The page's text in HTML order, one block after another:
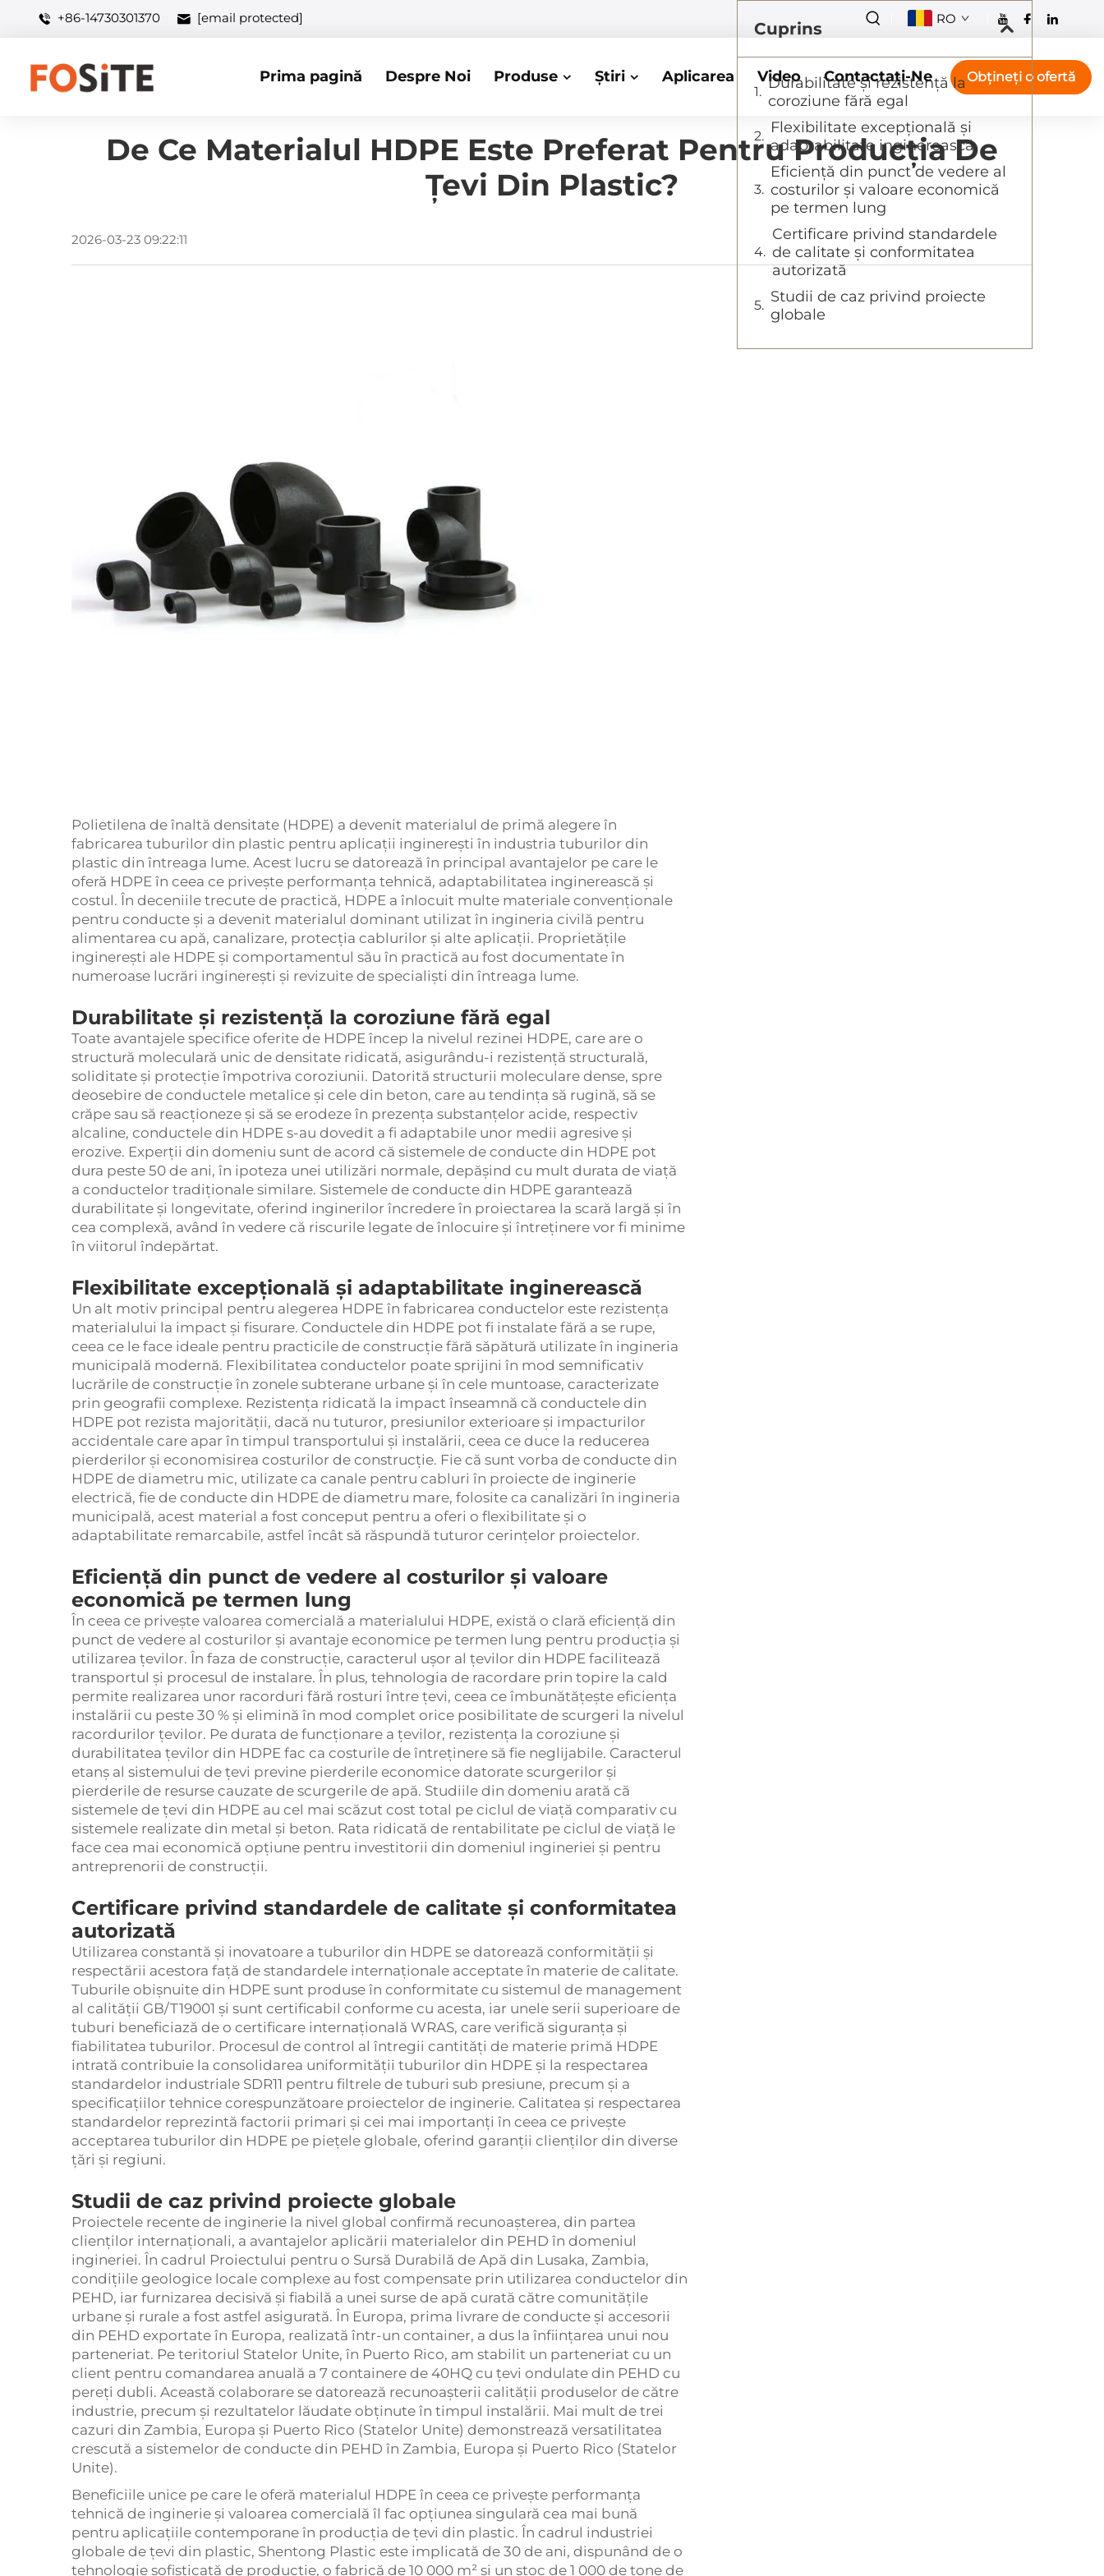
+86-14730301370 [email protected] RO
Prima pagină Despre Noi Produse Știri Aplicarea Video Contactați-Ne Obțineți o ofertă
De Ce Materialul HDPE Este Preferat Pentru Producția De
Țevi Din Plastic?
2026-03-23 09:22:11
Polietilena de înaltă densitate (HDPE) a devenit materialul de primă alegere în
fabricarea tuburilor din plastic pentru aplicații inginerești în industria tuburilor din
plastic din întreaga lume. Acest lucru se datorează în principal avantajelor pe care le
oferă HDPE în ceea ce privește performanța tehnică, adaptabilitatea inginerească și
costul. În deceniile trecute de practică, HDPE a înlocuit multe materiale convenționale
pentru conducte și a devenit materialul dominant utilizat în ingineria civilă pentru
alimentarea cu apă, canalizare, protecția cablurilor și alte aplicații. Proprietățile
inginerești ale HDPE și comportamentul său în practică au fost documentate în
numeroase lucrări inginerești și revizuite de specialiști din întreaga lume.
Durabilitate și rezistență la coroziune fără egal
Toate avantajele specifice oferite de HDPE încep la nivelul rezinei HDPE, care are o
structură moleculară unic de densitate ridicată, asigurându-i rezistență structurală,
soliditate și protecție împotriva coroziunii. Datorită structurii moleculare dense, spre
deosebire de conductele metalice și cele din beton, care au tendința să rugină, să se
crăpe sau să reacționeze și să se erodeze în prezența substanțelor acide, respectiv
alcaline, conductele din HDPE s-au dovedit a fi adaptabile unor medii agresive și
erozive. Experții din domeniu sunt de acord că sistemele de conducte din HDPE pot
dura peste 50 de ani, în ipoteza unei utilizări normale, depășind cu mult durata de viață
a conductelor tradiționale similare. Sistemele de conducte din HDPE garantează
durabilitate și longevitate, oferind inginerilor încredere în proiectarea la scară largă și în
cea complexă, având în vedere că riscurile legate de înlocuire și întreținere vor fi minime
în viitorul îndepărtat.
Flexibilitate excepțională și adaptabilitate inginerească
Un alt motiv principal pentru alegerea HDPE în fabricarea conductelor este rezistența
materialului la impact și fisurare. Conductele din HDPE pot fi instalate fără a se rupe,
ceea ce le face ideale pentru practicile de construcție fără săpătură utilizate în ingineria
municipală modernă. Flexibilitatea conductelor poate sprijini în mod semnificativ
lucrările de construcție în zonele subterane urbane și în cele muntoase, caracterizate
prin geografii complexe. Rezistența ridicată la impact înseamnă că conductele din
HDPE pot rezista majorității, dacă nu tuturor, presiunilor exterioare și impacturilor
accidentale care apar în timpul transportului și instalării, ceea ce duce la reducerea
pierderilor și economisirea costurilor de construcție. Fie că sunt vorba de conducte din
HDPE de diametru mic, utilizate ca canale pentru cabluri în proiecte de inginerie
electrică, fie de conducte din HDPE de diametru mare, folosite ca canalizări în ingineria
municipală, acest material a fost conceput pentru a oferi o flexibilitate și o
adaptabilitate remarcabile, astfel încât să răspundă tuturor cerințelor proiectelor.
Eficiență din punct de vedere al costurilor și valoare
economică pe termen lung
În ceea ce privește valoarea comercială a materialului HDPE, există o clară eficiență din
punct de vedere al costurilor și avantaje economice pe termen lung pentru producția și
utilizarea țevilor. În faza de construcție, caracterul ușor al țevilor din HDPE facilitează
transportul și procesul de instalare. În plus, tehnologia de racordare prin topire la cald
permite realizarea unor racorduri fără rosturi între țevi, ceea ce îmbunătățește eficiența
instalării cu peste 30 % și elimină în mod complet orice posibilitate de scurgeri la nivelul
racordurilor țevilor. Pe durata de funcționare a țevilor, rezistența la coroziune și
durabilitatea țevilor din HDPE fac ca costurile de întreținere să fie neglijabile. Caracterul
etanș al sistemului de țevi previne pierderile economice datorate scurgerilor și
pierderile de resurse cauzate de scurgerile de apă. Studiile din domeniu arată că
sistemele de țevi din HDPE au cel mai scăzut cost total pe ciclul de viață comparativ cu
sistemele realizate din metal și beton. Rata ridicată de rentabilitate pe ciclul de viață le
face cea mai economică opțiune pentru investitorii din domeniul ingineriei și pentru
antreprenorii de construcții.
Certificare privind standardele de calitate și conformitatea
autorizată
Utilizarea constantă și inovatoare a tuburilor din HDPE se datorează conformității și
respectării acestora față de standardele internaționale acceptate în materie de calitate.
Tuburile obișnuite din HDPE sunt produse în conformitate cu sistemul de management
al calității GB/T19001 și sunt certificabil conforme cu acesta, iar unele serii superioare de
tuburi beneficiază de o certificare internațională WRAS, care verifică siguranța și
fiabilitatea tuburilor. Procesul de control al întregii cantități de materie primă HDPE
intrată contribuie la consolidarea uniformității tuburilor din HDPE și la respectarea
standardelor industriale SDR11 pentru filtrele de tuburi sub presiune, precum și a
specificațiilor tehnice corespunzătoare proiectelor de inginerie. Calitatea și respectarea
standardelor reprezintă factorii primari și cei mai importanți în ceea ce privește
acceptarea tuburilor din HDPE pe piețele globale, oferind garanții clienților din diverse
țări și regiuni.
Studii de caz privind proiecte globale
Proiectele recente de inginerie la nivel global confirmă recunoașterea, din partea
clienților internaționali, a avantajelor aplicării materialelor din PEHD în domeniul
ingineriei. În cadrul Proiectului pentru o Sursă Durabilă de Apă din Lusaka, Zambia,
condițiile geologice locale complexe au fost compensate prin utilizarea conductelor din
PEHD, iar furnizarea decisivă și fiabilă a unei surse de apă curată către comunitățile
urbane și rurale a fost astfel asigurată. În Europa, prima livrare de conducte și accesorii
din PEHD exportate în Europa, realizată într-un container, a dus la înființarea unui nou
parteneriat. Pe teritoriul Statelor Unite, în Puerto Rico, am stabilit un parteneriat cu un
client pentru comandarea anuală a 7 containere de 40HQ cu țevi ondulate din PEHD cu
pereți dubli. Această colaborare se datorează recunoașterii calității produselor de către
industrie, precum și rezultatelor lăudate obținute în timpul instalării. Mai mult de trei
cazuri din Zambia, Europa și Puerto Rico (Statelor Unite) demonstrează versatilitatea
crescută a sistemelor de conducte din PEHD în Zambia, Europa și Puerto Rico (Statelor
Unite).
Beneficiile unice pe care le oferă materialul HDPE în ceea ce privește performanța
tehnică de inginerie și valoarea comercială îl fac opțiunea singulară cea mai bună
pentru aplicațiile contemporane în producția de țevi din plastic. În cadrul industriei
globale de țevi din plastic, Shentong Plastic este implicată de 30 de ani, dispunând de o
tehnologie sofisticată de producție, o fabrică de 10 000 m² și un stoc de 1 000 de tone de
Cuprins
Durabilitate și rezistență la
coroziune fără egal
Flexibilitate excepțională și
adaptabilitate inginerească
Eficiență din punct de vedere al
costurilor și valoare economică
pe termen lung
Certificare privind standardele
de calitate și conformitatea
autorizată
Studii de caz privind proiecte
globale